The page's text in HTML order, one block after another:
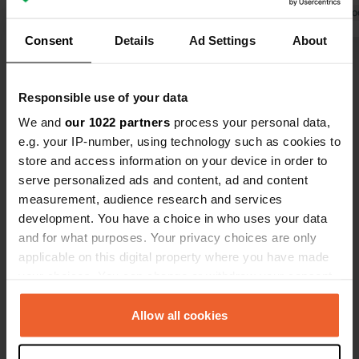
Consent Details Ad Settings About
Responsible use of your data
We and our 1022 partners process your personal data,
e.g. your IP-number, using technology such as cookies to
store and access information on your device in order to
serve personalized ads and content, ad and content
measurement, audience research and services
development. You have a choice in who uses your data
and for what purposes. Your privacy choices are only
applicable on this digital property where you have made
any time from the Cookie Declaration or by clicking on
the Privacy trigger icon.Allow all cookies
€. Servizio furgone completo per
Tradotto da
Visualizza tutte le 5 recensioni
Contatto
Route d'Hennebont
56670, Riantec, Francia
Copia
Coordinate